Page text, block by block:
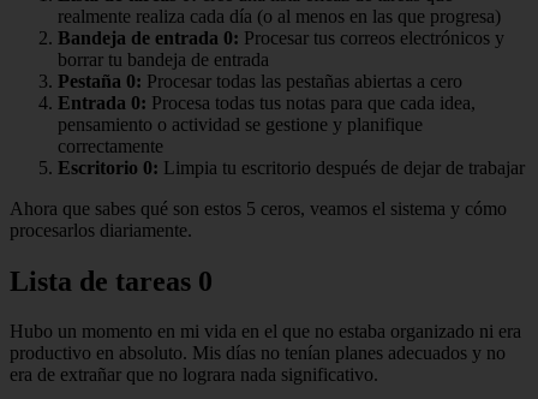
realmente realiza cada día (o al menos en las que progresa)
Bandeja de entrada 0: Procesar tus correos electrónicos y
borrar tu bandeja de entrada
Pestaña 0: Procesar todas las pestañas abiertas a cero
Entrada 0: Procesa todas tus notas para que cada idea,
pensamiento o actividad se gestione y planifique
correctamente
Escritorio 0: Limpia tu escritorio después de dejar de trabajar
Ahora que sabes qué son estos 5 ceros, veamos el sistema y cómo
procesarlos diariamente.
Lista de tareas 0
Hubo un momento en mi vida en el que no estaba organizado ni era
productivo en absoluto. Mis días no tenían planes adecuados y no
era de extrañar que no lograra nada significativo.